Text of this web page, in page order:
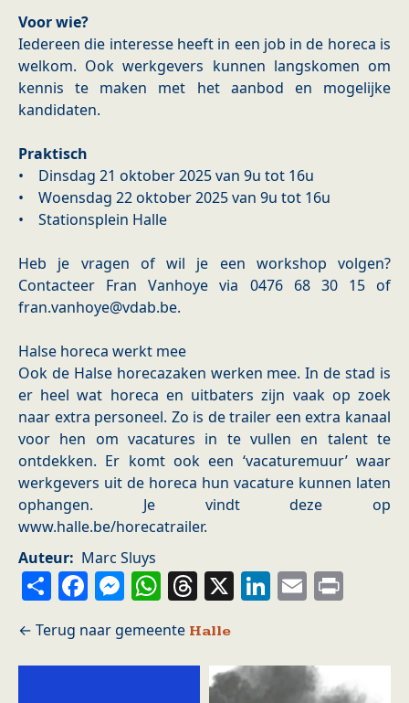
Voor wie?
Iedereen die interesse heeft in een job in de horeca is
welkom. Ook werkgevers kunnen langskomen om
kennis te maken met het aanbod en mogelijke
kandidaten.
Praktisch
• Dinsdag 21 oktober 2025 van 9u tot 16u
• Woensdag 22 oktober 2025 van 9u tot 16u
• Stationsplein Halle
Heb je vragen of wil je een workshop volgen?
Contacteer Fran Vanhoye via 0476 68 30 15 of
fran.vanhoye@vdab.be.
Halse horeca werkt mee
Ook de Halse horecazaken werken mee. In de stad is
er heel wat horeca en uitbaters zijn vaak op zoek
naar extra personeel. Zo is de trailer een extra kanaal
voor hen om vacatures in te vullen en talent te
ontdekken. Er komt ook een ‘vacaturemuur’ waar
werkgevers uit de horeca hun vacature kunnen laten
ophangen. Je vindt deze op
www.halle.be/horecatrailer.
Auteur
Marc Sluys
ShareFacebook
Messenger
WhatsApp
Threads
X LinkedIn
Email
Halle